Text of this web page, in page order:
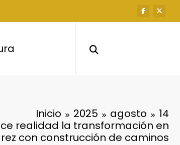
Inicio 2025 agosto
14
realidad la transformación en
con construcción de caminos